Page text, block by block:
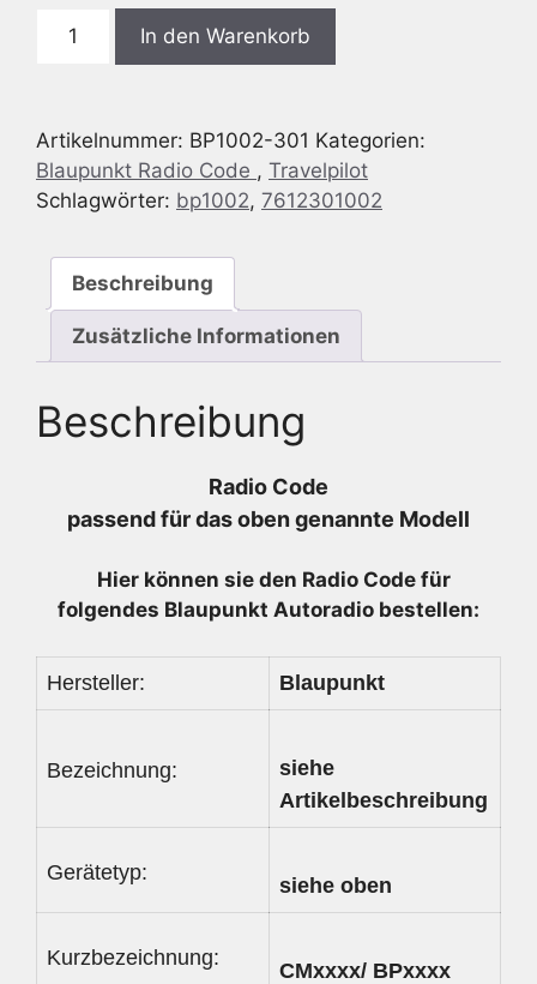
Blaupunkt
-
7
612
002
7612301002
In den Warenkorb
Artikelnummer: BP1002-301 Kategorien:
Blaupunkt Radio Code , Travelpilot
Schlagwörter: bp1002, 7612301002
Beschreibung
Zusätzliche Informationen
Beschreibung
Radio Code
passend für das oben genannte Modell
Hier können sie den Radio Code für
folgendes Blaupunkt Autoradio bestellen:
Hersteller: Blaupunkt
Bezeichnung:
siehe
Artikelbeschreibung
Gerätetyp:
siehe oben
Kurzbezeichnung:
CMxxxx/ BPxxxx